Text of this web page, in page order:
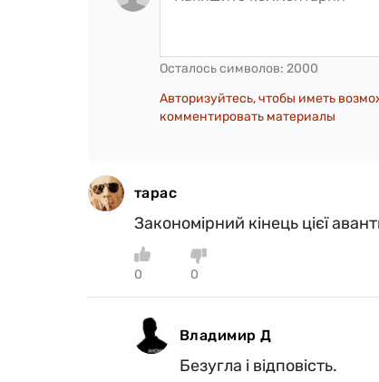
Осталось символов: 2000
Авторизуйтесь, чтобы иметь
комментировать материалы
тарас
Закономірний кінець цієї
0 0
Владимир Д
Безугла і відповість.